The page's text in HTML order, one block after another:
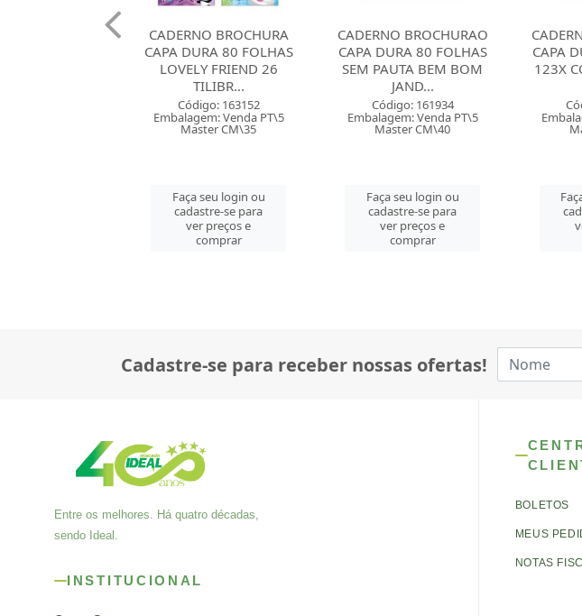
CADERNO BROCHURAO
CAPA DURA 80 FOLHAS
SEM PAUTA BEM BOM
JAND...
Código: 161934
Embalagem: Venda PT\5
Master CM\40
Faça seu login ou
cadastre-se para
ver preços e
comprar
CADERNO BROCHURAO
CAPA DURA 80 FOLHAS
123X COM PAUTA BEM
BOM...
Código: 161932
Embalagem: Venda PT\5
Master CM\40
Faça seu login ou
cadastre-se para
ver preços e
comprar
CAPA
Cadastre-se para receber nossas ofertas!
Entre os melhores. Há quatro décadas,
sendo Ideal.
INSTITUCIONAL
BOLETOS
MEUS
NOTAS